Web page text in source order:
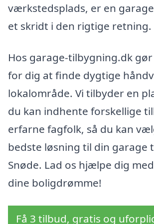
værkstedsplads, er en
et skridt i den rigtige retning.
Hos garage-tilbygning.dk
for dig at finde dygtige
lokalområde. Vi tilbyder en
du kan indhente forskellige
erfarne fagfolk, så du kan
bedste løsning til din garage
Snøde. Lad os hjælpe dig
dine boligdrømme!
Få 3 tilbud, gratis og